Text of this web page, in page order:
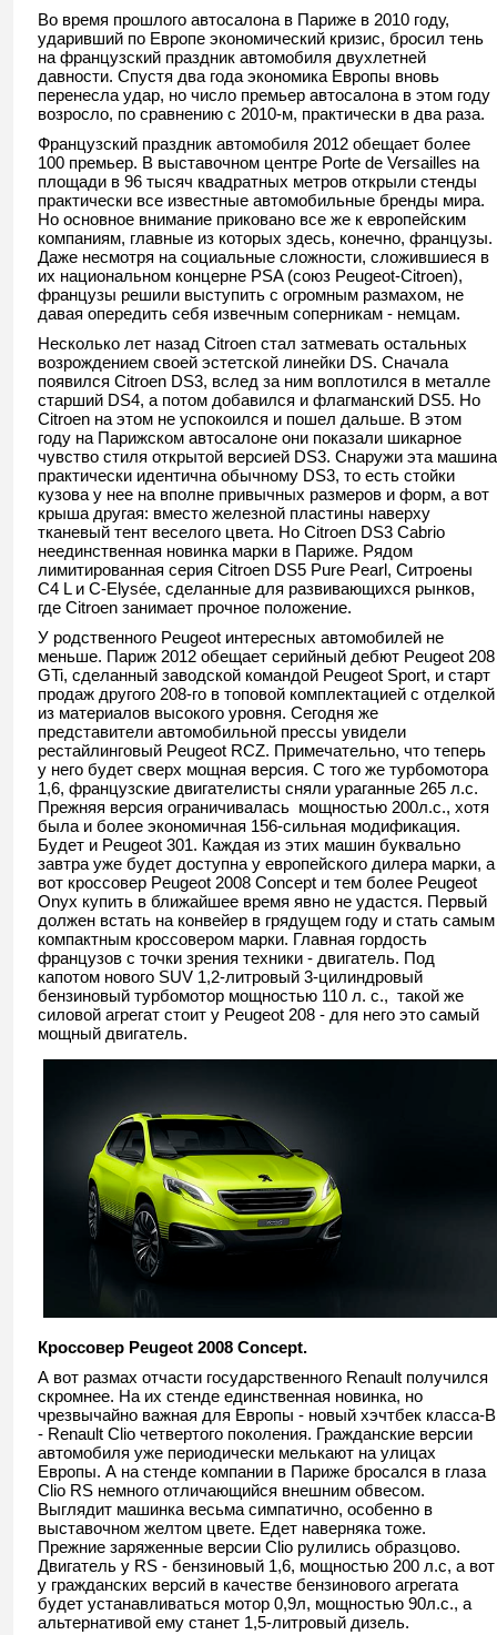
Во время прошлого автосалона в Париже в 2010 году,
ударивший по Европе экономический кризис, бросил тень
на французский праздник автомобиля двухлетней
давности. Спустя два года экономика Европы вновь
перенесла удар, но число премьер автосалона в этом году
возросло, по сравнению с 2010-м, практически в два раза.
Французский праздник автомобиля 2012 обещает более
100 премьер. В выставочном центре Porte de Versailles на
площади в 96 тысяч квадратных метров открыли стенды
практически все известные автомобильные бренды мира.
Но основное внимание приковано все же к европейским
компаниям, главные из которых здесь, конечно, французы.
Даже несмотря на социальные сложности, сложившиеся в
их национальном концерне PSA (союз Peugeot-Citroen),
французы решили выступить с огромным размахом, не
давая опередить себя извечным соперникам - немцам.
Несколько лет назад Citroen стал затмевать остальных
возрождением своей эстетской линейки DS. Сначала
появился Citroen DS3, вслед за ним воплотился в металле
старший DS4, а потом добавился и флагманский DS5. Но
Citroen на этом не успокоился и пошел дальше. В этом
году на Парижском автосалоне они показали шикарное
чувство стиля открытой версией DS3. Снаружи эта машина
практически идентична обычному DS3, то есть стойки
кузова у нее на вполне привычных размеров и форм, а вот
крыша другая: вместо железной пластины наверху
тканевый тент веселого цвета. Но Citroen DS3 Cabrio
неединственная новинка марки в Париже. Рядом
лимитированная серия Citroen DS5 Pure Pearl, Ситроены
C4 L и C-Elysée, сделанные для развивающихся рынков,
где Citroen занимает прочное положение.
У родственного Peugeot интересных автомобилей не
меньше. Париж 2012 обещает серийный дебют Peugeot 208
GTi, сделанный заводской командой Peugeot Sport, и старт
продаж другого 208-го в топовой комплектацией с отделкой
из материалов высокого уровня. Сегодня же
представители автомобильной прессы увидели
рестайлинговый Peugeot RCZ. Примечательно, что теперь
у него будет сверх мощная версия. С того же турбомотора
1,6, французские двигателисты сняли ураганные 265 л.с.
Прежняя версия ограничивалась мощностью 200л.с., хотя
была и более экономичная 156-сильная модификация.
Будет и Peugeot 301. Каждая из этих машин буквально
завтра уже будет доступна у европейского дилера марки, а
вот кроссовер Peugeot 2008 Concept и тем более Peugeot
Onyx купить в ближайшее время явно не удастся. Первый
должен встать на конвейер в грядущем году и стать самым
компактным кроссовером марки. Главная гордость
французов с точки зрения техники - двигатель. Под
капотом нового SUV 1,2-литровый 3-цилиндровый
бензиновый турбомотор мощностью 110 л. с., такой же
силовой агрегат стоит у Peugeot 208 - для него это самый
мощный двигатель.
Кроссовер Peugeot 2008 Concept.
А вот размах отчасти государственного Renault получился
скромнее. На их стенде единственная новинка, но
чрезвычайно важная для Европы - новый хэчтбек класса-B
- Renault Clio четвертого поколения. Гражданские версии
автомобиля уже периодически мелькают на улицах
Европы. А на стенде компании в Париже бросался в глаза
Clio RS немного отличающийся внешним обвесом.
Выглядит машинка весьма симпатично, особенно в
выставочном желтом цвете. Едет наверняка тоже.
Прежние заряженные версии Clio рулились образцово.
Двигатель у RS - бензиновый 1,6, мощностью 200 л.с, а вот
у гражданских версий в качестве бензинового агрегата
будет устанавливаться мотор 0,9л, мощностью 90л.с., а
альтернативой ему станет 1,5-литровый дизель.